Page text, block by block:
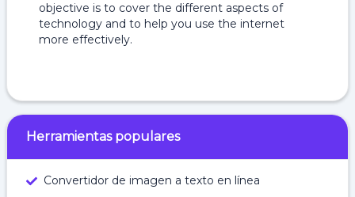
objective is to cover the different aspects of
technology and to help you use the internet
more effectively.
Herramientas populares
Convertidor de imagen a texto en línea